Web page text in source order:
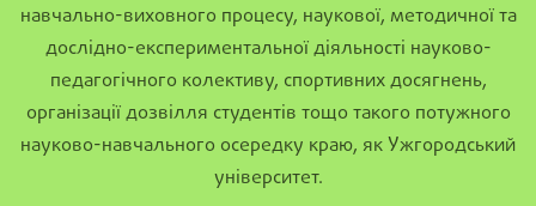
навчально-виховного процесу, наукової, методичної та
дослідно-експериментальної діяльності науково-
педагогічного колективу, спортивних досягнень,
організації дозвілля студентів тощо такого потужного
науково-навчального осередку краю, як Ужгородський
університет.